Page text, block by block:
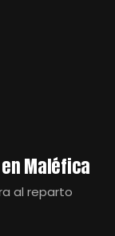
Maléfica
al reparto